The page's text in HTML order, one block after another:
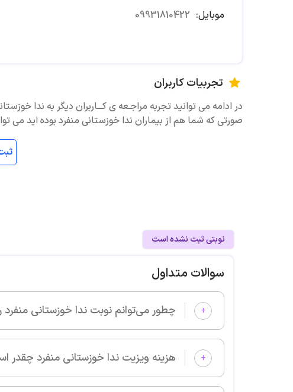
موبایل: 09931810422
تجربیات کاربران
در ادامه می توانید تجربه مراجـعه ی کـــاربران دیگر به ندا
صورتی که شما هم از بیماران ندا خوزستانی منفرد بوده اید می
نوبتی ثبت نشده است
سوالات متداول
+ چطور می‌توانم نوبت ندا خوزستانی منفرد را از پزشکان خوب بگیرم و ویزیت شوم؟
+ هزینه ویزیت ندا خوزستانی منفرد چقدر است؟